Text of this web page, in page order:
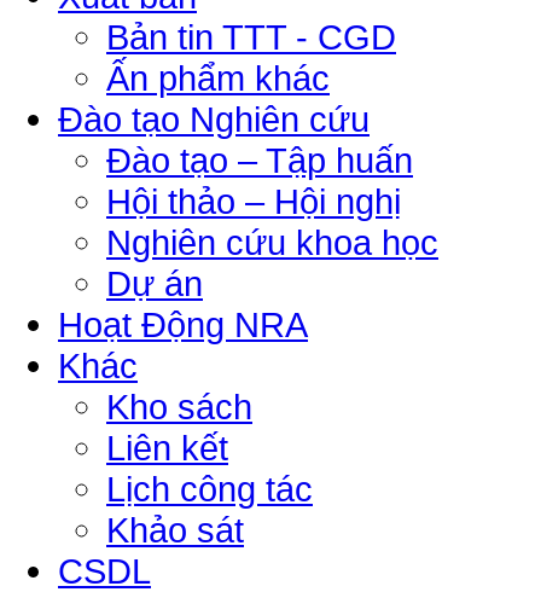
Bản tin TTT - CGD
Ấn phẩm khác
Đào tạo Nghiên cứu
Đào tạo – Tập huấn
Hội thảo – Hội nghị
Nghiên cứu khoa học
Dự án
Hoạt Động NRA
Khác
Kho sách
Liên kết
Lịch công tác
Khảo sát
CSDL